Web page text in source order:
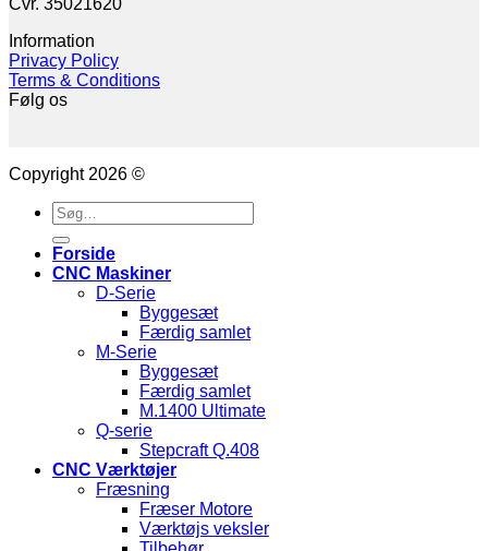
Information
Privacy Policy
Terms & Conditions
Følg os
Copyright 2026 ©
Søg
efter:
Forside
CNC Maskiner
D-Serie
Byggesæt
Færdig samlet
M-Serie
Byggesæt
Færdig samlet
M.1400 Ultimate
Q-serie
Stepcraft Q.408
CNC Værktøjer
Fræsning
Fræser Motore
Værktøjs veksler